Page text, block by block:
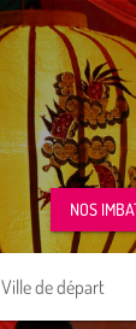
NOS
Ville de départ